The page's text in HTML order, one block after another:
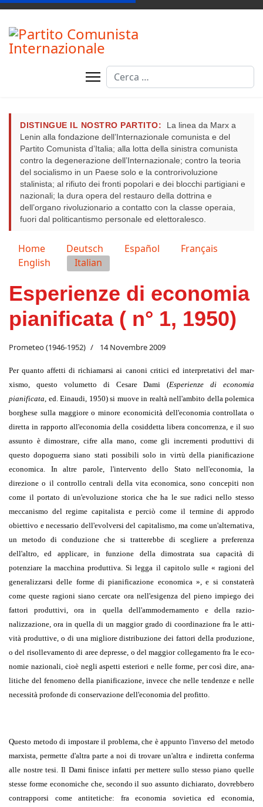
Cerca
DISTINGUE IL NOSTRO PARTITO:
La linea da Marx a
Lenin alla fondazione dell’Internazionale comunista e del
Partito Comunista d’Italia; alla lotta della sinistra comunista
contro la degenerazione dell’Internazionale; contro la teoria
del socialismo in un Paese solo e la controrivoluzione
stalinista; al rifiuto dei fronti popolari e dei blocchi partigiani e
nazionali; la dura opera del restauro della dottrina e
dell’organo rivoluzionario a contatto con la classe operaia,
fuori dal politicantismo personale ed elettoralesco.
Seleziona la tua lingua
Home Deutsch Español
Français
English
Italian
Esperienze di economia
pianificata ( n° 1, 1950)
Prometeo (1946-1952) 14 Novembre 2009
Per quanto affetti di richiamarsi ai canoni critici ed interpretativi del mar­
xismo, questo volumetto di Cesare Dami (Esperienze di economia
pianificata, ed. Einaudi, 1950) si muove in realtà nell'ambito della polemica
borghese sulla maggiore o minore economicità dell'economia controllata o
diretta in rappor­to all'economia della cosiddetta libera concorrenza, e il suo
assunto è dimo­strare, cifre alla mano, come gli incrementi produttivi di
questo dopoguerra siano stati possibili solo in virtù della pianificazione
economica. In altre pa­role, l'intervento dello Stato nell'economia, la
direzione o il controllo centrali della vita economica, sono concepiti non
come il portato di un'evoluzione sto­rica che ha le sue radici nello stesso
meccanismo del regime capitalista e per­ciò come il termine di approdo
obiettivo e necessario dell'evolversi del capi­talismo, ma come un'alternativa,
un metodo di conduzione che si tratterebbe di scegliere a preferenza
dell'altro, ed applicare, in funzione della dimostrata sua capacità di
potenziare la macchina produttiva. Si legga il capitolo sulle « ragioni del
generalizzarsi delle forme di pianificazione economica », e si con­staterà
come queste ragioni siano cercate ora nell'esigenza del pieno im­piego dei
fattori produttivi, ora in quella dell'ammodernamento e della razio­
nalizzazione, ora in quella di un maggior grado di coordinazione fra le atti­
vità produttive, o di una migliore distribuzione dei fattori della produzione,
o del risollevamento di aree depresse, o del maggior collegamento fra le eco­
nomie nazionali, cioè negli aspetti esteriori e nelle forme, per così dire, ana­
litiche del fenomeno della pianificazione, invece che nelle tendenze e nelle
necessità profonde di conservazione dell'economia del profitto.
Questo metodo di impostare il problema, che è appunto l'inverso del meto­do
marxista, permette d'altra parte a noi di trovare un'altra e indiretta confer­ma
alle nostre tesi. Il Dami finisce infatti per mettere sullo stesso piano quelle
stesse forme economiche che, secondo il suo assunto dichiarato, dovrebbero
contrapporsi come antitetiche: fra economia sovietica ed economia,